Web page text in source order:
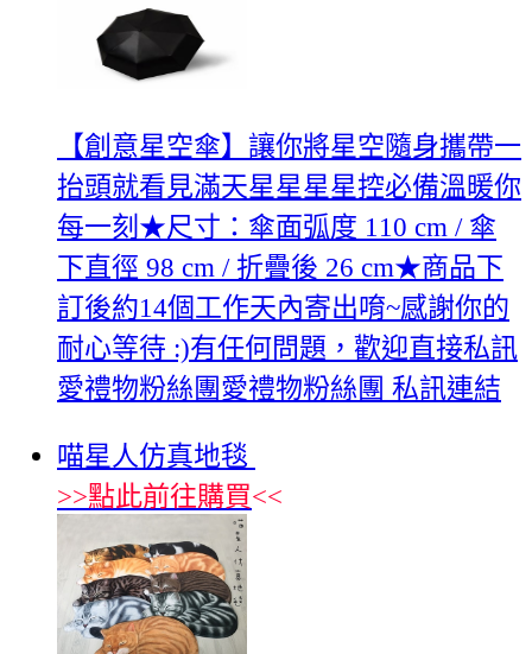
【創意星空傘】讓你將星空隨身攜帶一
抬頭就看見滿天星星星星控必備溫暖你
每一刻★尺寸：傘面弧度 110 cm / 傘
下直徑 98 cm / 折疊後 26 cm★商品下
訂後約14個工作天內寄出唷~感謝你的
耐心等待 :)有任何問題，歡迎直接私訊
愛禮物粉絲團愛禮物粉絲團 私訊連結
喵星人仿真地毯
>>點此前往購買<<